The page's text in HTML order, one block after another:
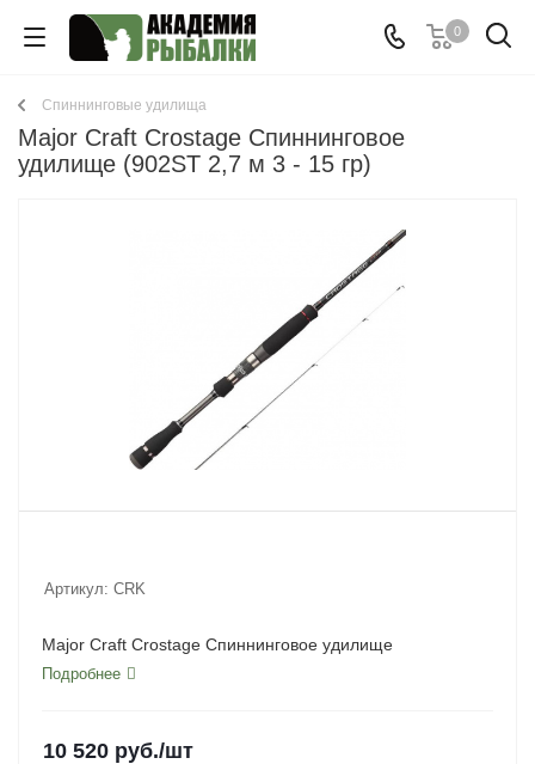
0
Спиннинговые удилища
Major Craft Crostage Спиннинговое
удилище (902ST 2,7 м 3 - 15 гр)
Артикул: CRK
Major Craft Crostage Спиннинговое удилище
Подробнее
10 520 руб./шт